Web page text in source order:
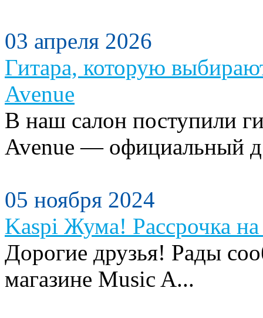
03 апреля 2026
Гитара, которую
Avenue
В наш салон поступили
Avenue — официальный
05 ноября 2024
Kaspi Жума! Рассрочка на
Дорогие друзья! Рады
магазине Music A...